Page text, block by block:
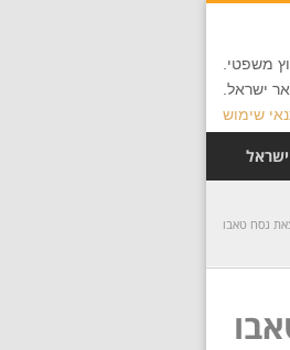
משפטי.
ישראל.
שימוש
נסח טאבו